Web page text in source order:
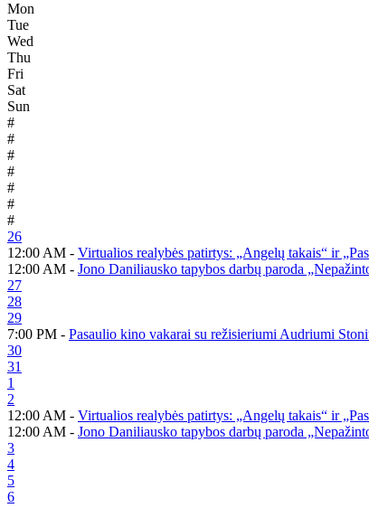
Mon
Tue
Wed
Thu
Fri
Sat
Sun
#
#
#
#
#
#
#
26
12:00 AM - Virtualios realybės patirtys: „Angelų takais“ ir
12:00 AM - Jono Daniliausko tapybos darbų paroda
27
28
29
7:00 PM - Pasaulio kino vakarai su režisieriumi Audriumi
30
31
1
2
12:00 AM - Virtualios realybės patirtys: „Angelų takais“ ir
12:00 AM - Jono Daniliausko tapybos darbų paroda
3
4
5
6